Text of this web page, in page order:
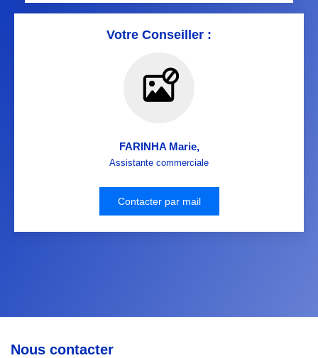
Votre Conseiller :
FARINHA Marie,
Assistante commerciale
Contacter par mail
Nous contacter